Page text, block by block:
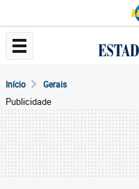
Início Gerais
Publicidade